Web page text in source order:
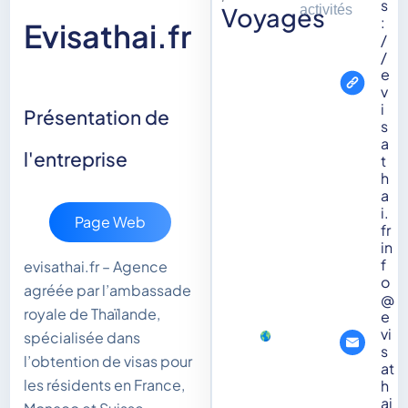
Evisathai.fr
Présentation de
l'entreprise
Page Web
evisathai.fr – Agence
agréée par l’ambassade
royale de Thaïlande,
spécialisée dans
l’obtention de visas pour
les résidents en France,
Voyagesactivités
s
:
/
/
e
v
i
s
a
t
h
a
i.
fr
in
f
o
@
e
vi
s
at
h
ai